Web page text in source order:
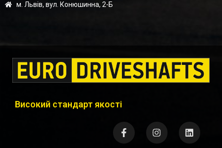
м. Львів, вул. Конюшинна, 2-Б
Високий стандарт якості